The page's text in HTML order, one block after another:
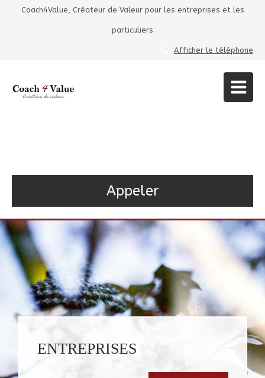
Coach4Value, Créateur de Valeur pour les entreprises et les
particuliers
Afficher le téléphone
Appeler
ENTREPRISES